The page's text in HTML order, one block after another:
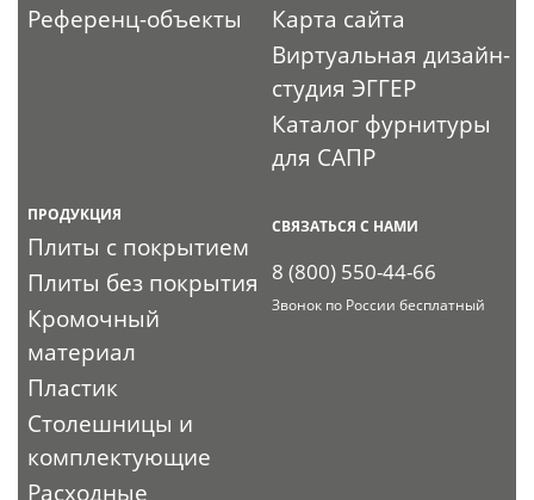
Референц-объекты
Карта сайта
Виртуальная дизайн-
студия ЭГГЕР
Каталог фурнитуры
для САПР
ПРОДУКЦИЯ
Плиты с покрытием
Плиты без покрытия
Кромочный
материал
Пластик
Столешницы и
комплектующие
Расходные
СВЯЗАТЬСЯ С НАМИ
8 (800) 550-44-66
Звонок по России бесплатный